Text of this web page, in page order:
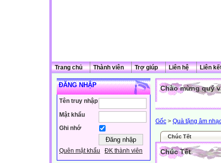
Trang chủ Thành viên Trợ giúp Liên hệ Liên
ĐĂNG NHẬP
Tên truy nhập
Mật khẩu
Ghi nhớ
Quên mật khẩu ĐK thành viên
Chào mừng quý
Gốc > Quà tặng âm
Chúc Tết
Chúc Tết